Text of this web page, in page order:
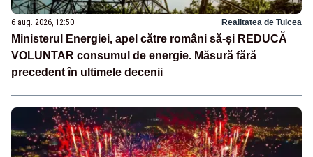
6 aug. 2026, 12:50 Realitatea de Tulcea
Ministerul Energiei, apel către români să-și REDUCĂ
VOLUNTAR consumul de energie. Măsură fără
precedent în ultimele decenii